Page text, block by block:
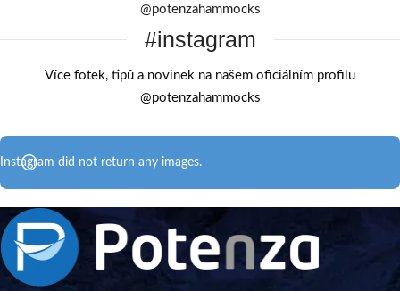
@potenzahammocks
#instagram
Více fotek, tipů a novinek na našem oficiálním profilu
@potenzahammocks
Instagram did not return any images.